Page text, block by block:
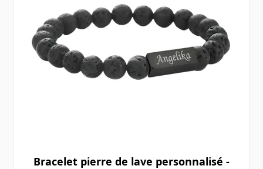
Bracelet pierre de lave personnalisé -